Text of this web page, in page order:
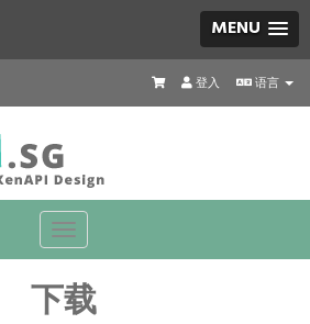
MENU
语言
登入
Toggle
navigation
下载